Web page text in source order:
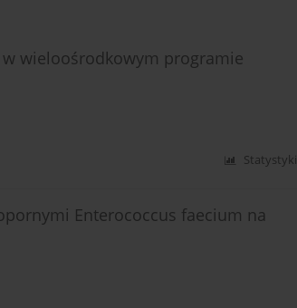
wieloośrodkowym programie
Statystyki
Enterococcus faecium na